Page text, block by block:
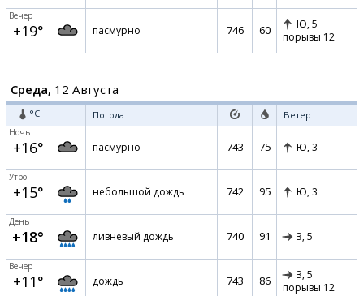
Вечер
+19° пасмурно 746 60 Ю, 5
порывы 12
Среда, 12 Августа
°C Погода Ветер
Ночь
+16° пасмурно 743 75 Ю, 3
Утро
+15° небольшой дождь 742 95 Ю, 3
День
+18° ливневый дождь 740 91 З, 5
Вечер
+11° дождь 743 86 З, 5
порывы 12